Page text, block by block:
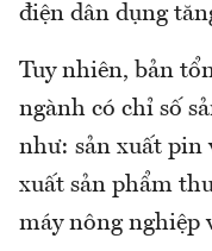
điện dân dụng
Tuy nhiên, bản
ngành có chỉ số
như: sản xuất pin
xuất sản phẩm
máy nông nghiệp